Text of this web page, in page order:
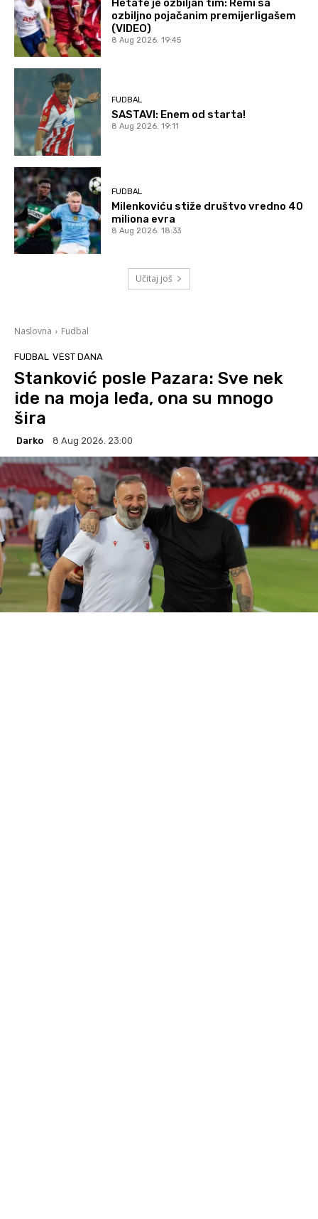
Hetafe je ozbiljan tim: Remi sa
ozbiljno pojačanim premijerligašem
(VIDEO)
8 Aug 2026. 19:45
FUDBAL
SASTAVI: Enem od starta!
8 Aug 2026. 19:11
FUDBAL
Milenkoviću stiže društvo vredno 40
miliona evra
8 Aug 2026. 18:33
Učitaj još